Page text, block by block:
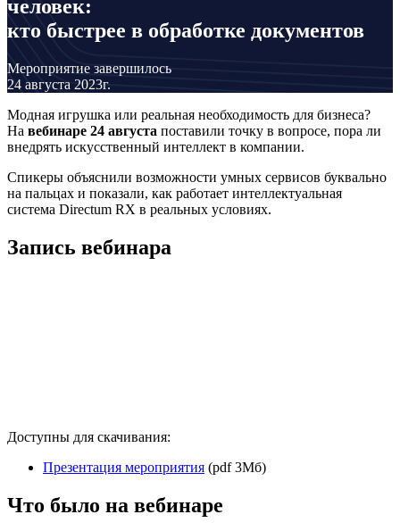
человек:
кто быстрее в обработке документов
Мероприятие завершилось
24 августа 2023г.
Модная игрушка или реальная необходимость для бизнеса?
На вебинаре 24 августа поставили точку в вопросе, пора ли
внедрять искусственный интеллект в компании.
Спикеры объяснили возможности умных сервисов буквально
на пальцах и показали, как работает интеллектуальная
система Directum RX в реальных условиях.
Запись вебинара
Доступны для скачивания:
Презентация мероприятия (pdf 3Мб)
Что было на вебинаре